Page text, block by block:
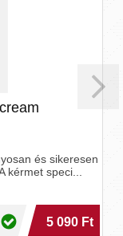
Big
A Big Boy - Golden
erekciónövelő